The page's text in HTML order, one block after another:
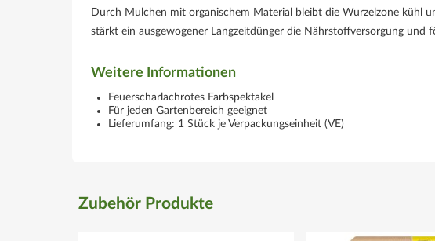
Durch Mulchen mit organischem Material bleibt die Wurzelzone kühl
stärkt ein ausgewogener Langzeitdünger die Nährstoffversorgung
Weitere Informationen
Feuerscharlachrotes Farbspektakel
Für jeden Gartenbereich geeignet
Lieferumfang: 1 Stück je Verpackungseinheit (VE)
Zubehör Produkte